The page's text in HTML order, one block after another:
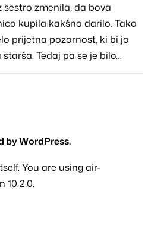
sestro zmenila, da bova
kupila kakšno darilo. Tako
prijetna pozornost, ki bi jo
Tedaj pa se je bilo…
by WordPress.
You are using air-
10.2.0.